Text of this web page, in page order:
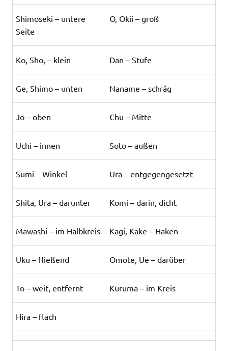
Shimoseki – untere
Seite
O, Okii – groß
Ko, Sho, – klein Dan – Stufe
Ge, Shimo – unten Naname – schräg
Jo – oben Chu – Mitte
Uchi – innen Soto – außen
Sumi – Winkel Ura – entgegengesetzt
Shita, Ura – darunter Komi – darin, dicht
Mawashi – im Halbkreis Kagi, Kake – Haken
Uku – fließend Omote, Ue – darüber
To – weit, entfernt Kuruma – im Kreis
Hira – flach